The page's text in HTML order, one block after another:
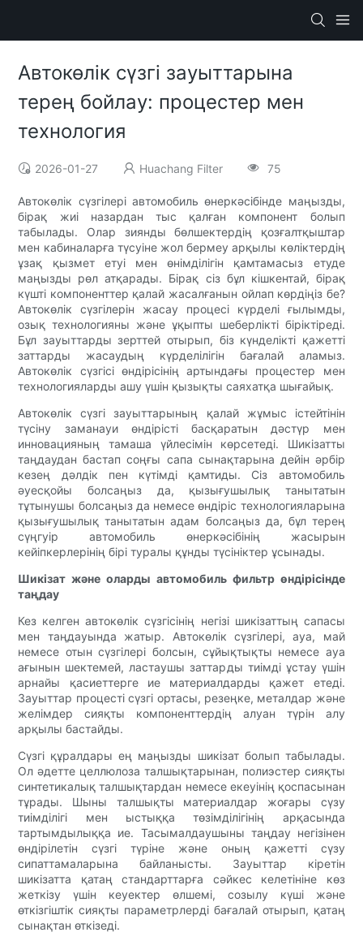
Автокөлік сүзгі зауыттарына
терең бойлау: процестер мен
технология
2026-01-27 Huachang Filter 75
Автокөлік сүзгілері автомобиль өнеркәсібінде маңызды,
бірақ жиі назардан тыс қалған компонент болып
табылады. Олар зиянды бөлшектердің қозғалтқыштар
мен кабиналарға түсуіне жол бермеу арқылы көліктердің
ұзақ қызмет етуі мен өнімділігін қамтамасыз етуде
маңызды рөл атқарады. Бірақ сіз бұл кішкентай, бірақ
күшті компоненттер қалай жасалғанын ойлап көрдіңіз бе?
Автокөлік сүзгілерін жасау процесі күрделі ғылымды,
озық технологияны және ұқыпты шеберлікті біріктіреді.
Бұл зауыттарды зерттей отырып, біз күнделікті қажетті
заттарды жасаудың күрделілігін бағалай аламыз.
Автокөлік сүзгісі өндірісінің артындағы процестер мен
технологияларды ашу үшін қызықты саяхатқа шығайық.
Автокөлік сүзгі зауыттарының қалай жұмыс істейтінін
түсіну заманауи өндірісті басқаратын дәстүр мен
инновацияның тамаша үйлесімін көрсетеді. Шикізатты
таңдаудан бастап соңғы сапа сынақтарына дейін әрбір
кезең дәлдік пен күтімді қамтиды. Сіз автомобиль
әуесқойы болсаңыз да, қызығушылық танытатын
тұтынушы болсаңыз да немесе өндіріс технологияларына
қызығушылық танытатын адам болсаңыз да, бұл терең
сүңгуір автомобиль өнеркәсібінің жасырын
кейіпкерлерінің бірі туралы құнды түсініктер ұсынады.
Шикізат және оларды автомобиль фильтр өндірісінде
таңдау
Кез келген автокөлік сүзгісінің негізі шикізаттың сапасы
мен таңдауында жатыр. Автокөлік сүзгілері, ауа, май
немесе отын сүзгілері болсын, сұйықтықты немесе ауа
ағынын шектемей, ластаушы заттарды тиімді ұстау үшін
арнайы қасиеттерге ие материалдарды қажет етеді.
Зауыттар процесті сүзгі ортасы, резеңке, металдар және
желімдер сияқты компоненттердің алуан түрін алу
арқылы бастайды.
Сүзгі құралдары ең маңызды шикізат болып табылады.
Ол әдетте целлюлоза талшықтарынан, полиэстер сияқты
синтетикалық талшықтардан немесе екеуінің қоспасынан
тұрады. Шыны талшықты материалдар жоғары сүзу
тиімділігі мен ыстыққа төзімділігінің арқасында
тартымдылыққа ие. Тасымалдаушыны таңдау негізінен
өндірілетін сүзгі түріне және оның қажетті сүзу
сипаттамаларына байланысты. Зауыттар кіретін
шикізатта қатаң стандарттарға сәйкес келетініне көз
жеткізу үшін кеуектер өлшемі, созылу күші және
өткізгіштік сияқты параметрлерді бағалай отырып, қатаң
сынақтан өткізеді.